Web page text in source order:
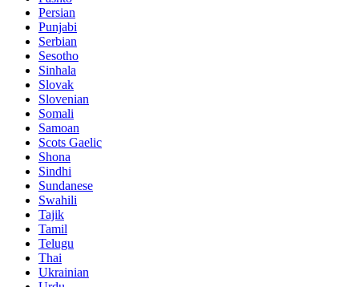
Persian
Punjabi
Serbian
Sesotho
Sinhala
Slovak
Slovenian
Somali
Samoan
Scots Gaelic
Shona
Sindhi
Sundanese
Swahili
Tajik
Tamil
Telugu
Thai
Ukrainian